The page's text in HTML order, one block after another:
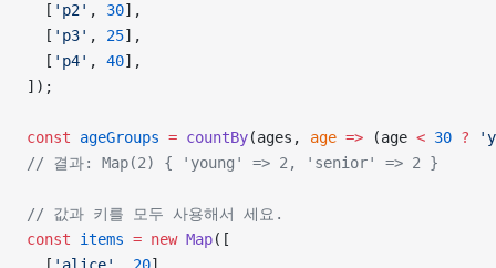
  [
'p2' , 30],
  [
'p3' , 25],
  [
'p4' , 40],
]);
const ageGroups = countBy(ages, age => (age < 30 ?
// 결과: Map(2) { 'young' => 2, 'senior' => 2 }
// 값과 키를 모두 사용해서 세요.
const items = new Map([